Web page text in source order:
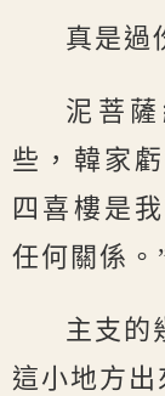
真是過
泥菩
些，韓家
四喜樓是
任何關係。
主支的
這小地方出